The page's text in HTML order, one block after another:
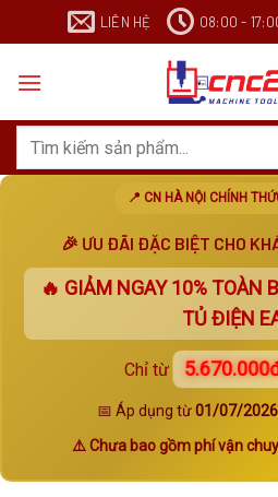
đến
dung
LIÊN HỆ 08:00 -
Search
📍 CN HÀ NỘI CHÍNH
🎉 ƯU ĐÃI ĐẶC BIỆT CHO
🔥 GIẢM NGAY10% TOÀN
TỦ ĐIỆN
Chỉ từ
📅 Áp dụng từ01/07/2026
⚠️ Chưa bao gồm phí vận